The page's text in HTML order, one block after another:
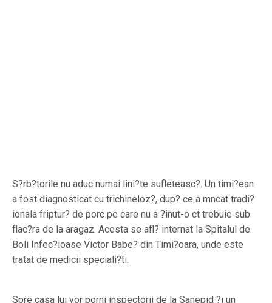
S?rb?torile nu aduc numai lini?te sufleteasc?. Un timi?ean
a fost diagnosticat cu trichineloz?, dup? ce a mncat tradi?
ionala friptur? de porc pe care nu a ?inut-o ct trebuie sub
flac?ra de la aragaz. Acesta se afl? internat la Spitalul de
Boli Infec?ioase Victor Babe? din Timi?oara, unde este
tratat de medicii speciali?ti.
Spre casa lui vor porni inspectorii de la Sanepid ?i un